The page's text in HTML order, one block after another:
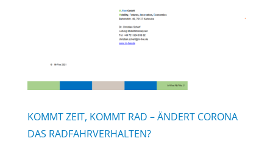
KOMMT ZEIT, KOMMT RAD – ÄNDERT CORONA
DAS RADFAHRVERHALTEN?